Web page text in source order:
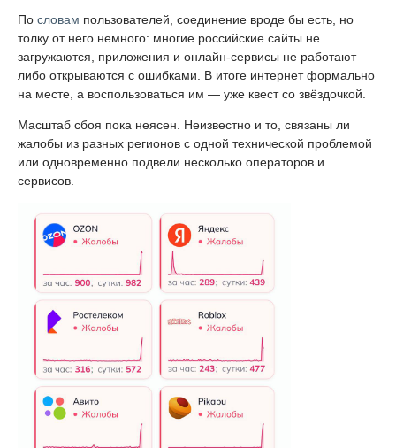
По словам пользователей, соединение вроде бы есть, но
толку от него немного: многие российские сайты не
загружаются, приложения и онлайн-сервисы не работают
либо открываются с ошибками. В итоге интернет формально
на месте, а воспользоваться им — уже квест со звёздочкой.
Масштаб сбоя пока неясен. Неизвестно и то, связаны ли
жалобы из разных регионов с одной технической проблемой
или одновременно подвели несколько операторов и
сервисов.